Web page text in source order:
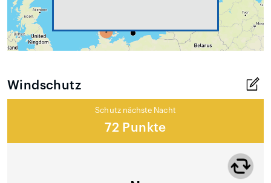
Windschutz
Schutz nächste Nacht
72 Punkte